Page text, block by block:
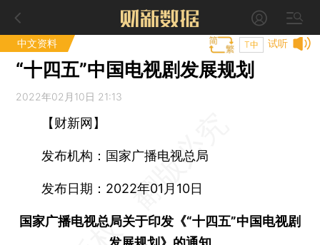
中文资料 试听
T中
“十四五”中国电视剧发展规划
2022年02月10日 21:13
【财新网】
发布机构：国家广播电视总局
发布日期：2022年01月10日
国家广播电视总局关于印发《“十四五”中国电视剧